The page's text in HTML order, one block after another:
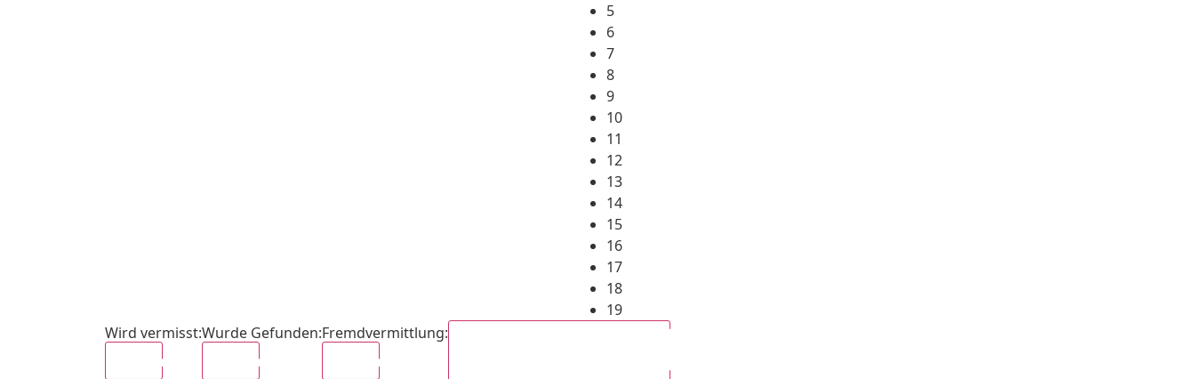
5
6
7
8
9
10
11
12
13
14
15
16
17
18
19
Wird vermisst:Wurde Gefunden:Fremdvermittlung: